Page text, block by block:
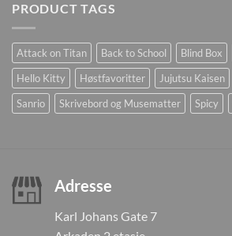
PRODUCT TAGS
Attack on Titan Back to School Blind Box
Hello Kitty
Høstfavoritter Jujutsu Kaisen
Sanrio
Skrivebord og Musematter Spicy
Adresse
Karl Johans Gate 7